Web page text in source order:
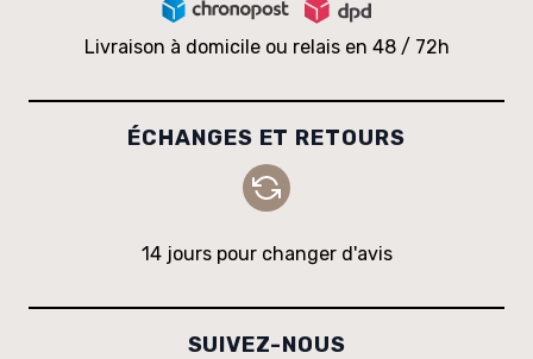
Livraison à domicile ou relais en 48 / 72h
ÉCHANGES ET RETOURS
14 jours pour changer d'avis
SUIVEZ-NOUS